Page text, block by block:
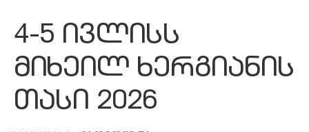
4-5 ივლისს
მიხეილ ხერგიანის
თასი 2026